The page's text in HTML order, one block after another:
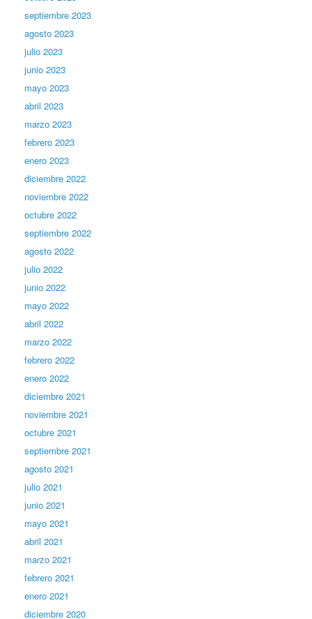
septiembre 2023
agosto 2023
julio 2023
junio 2023
mayo 2023
abril 2023
marzo 2023
febrero 2023
enero 2023
diciembre 2022
noviembre 2022
octubre 2022
septiembre 2022
agosto 2022
julio 2022
junio 2022
mayo 2022
abril 2022
marzo 2022
febrero 2022
enero 2022
diciembre 2021
noviembre 2021
octubre 2021
septiembre 2021
agosto 2021
julio 2021
junio 2021
mayo 2021
abril 2021
marzo 2021
febrero 2021
enero 2021
diciembre 2020